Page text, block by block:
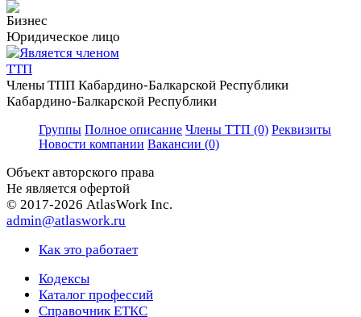
Юридическое лицо
Члены ТПП Кабардино-Балкарской Республики
Кабардино-Балкарской Республики
Группы Полное описание Члены ТТП (0) Реквизиты
Новости компании Вакансии (0)
Объект авторского права
Не является офертой
© 2017-2026 AtlasWork Inc.
admin@atlaswork.ru
Как это работает
Кодексы
Каталог профессий
Справочник ЕТКС